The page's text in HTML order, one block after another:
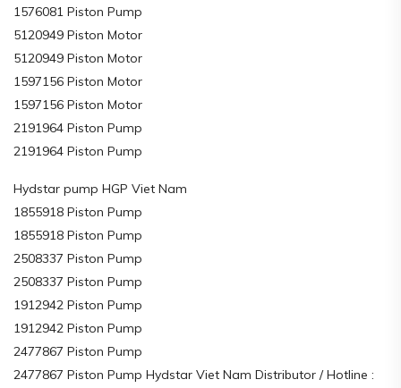
1576081 Piston Pump
5120949 Piston Motor
5120949 Piston Motor
1597156 Piston Motor
1597156 Piston Motor
2191964 Piston Pump
2191964 Piston Pump
Hydstar pump HGP Viet Nam
1855918 Piston Pump
1855918 Piston Pump
2508337 Piston Pump
2508337 Piston Pump
1912942 Piston Pump
1912942 Piston Pump
2477867 Piston Pump
2477867 Piston Pump Hydstar Viet Nam Distributor / Hotline :